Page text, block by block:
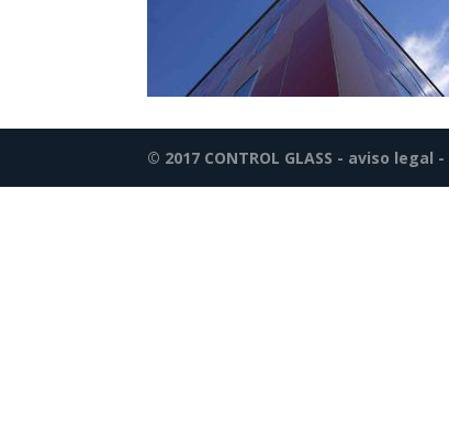
© 2017 CONTROL GLASS - aviso legal -